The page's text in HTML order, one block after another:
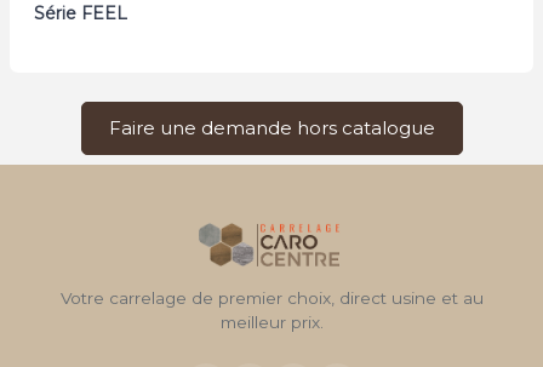
Série FEEL
Faire une demande hors catalogue
Votre carrelage de premier choix, direct usine et au
meilleur prix.